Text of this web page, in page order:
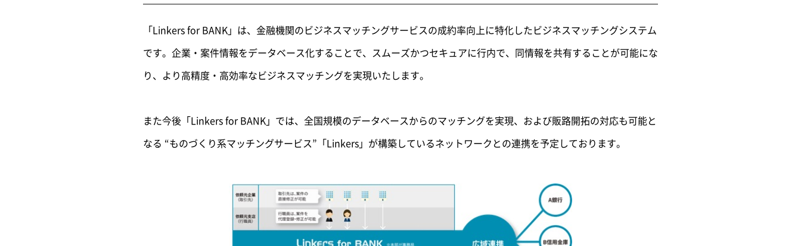
「Linkers for BANK」は、金融機関のビジネスマッチングサービスの成約率向上に特化したビジネスマッチングシステム
です。企業・案件情報をデータベース化することで、スムーズかつセキュアに行内で、同情報を共有することが可能にな
り、より高精度・高効率なビジネスマッチングを実現いたします。
また今後「Linkers for BANK」では、全国規模のデータベースからのマッチングを実現、および販路開拓の対応も可能と
なる “ものづくり系マッチングサービス”「Linkers」が構築しているネットワークとの連携を予定しております。